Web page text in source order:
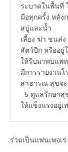
ระบาดในพื้น
มือทุกครั้ง หลัง
สบู่และน้ำ 4
เลี้ยง ฆ่า ขนส่
สัตว์ปีก หรืออยู่
ให้รีบมาพบแพ
มีการรายงานโ
สาธารณ สุขจ
5 ดูแลรักษาสุ
ให้แข็งแรงอยู่เ
ร่วมเป็นแฟนเพจเ